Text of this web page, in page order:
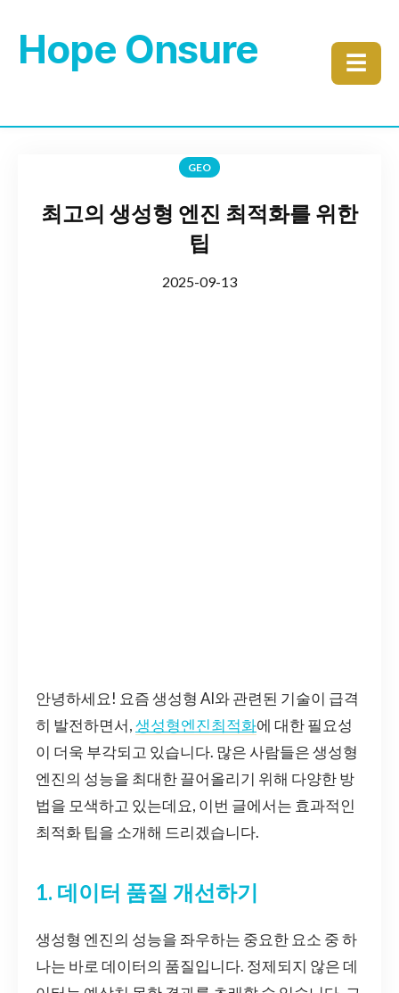
Hope Onsure ☰
GEO
최고의 생성형 엔진 최적화를 위한
팁
2025-09-13
안녕하세요! 요즘 생성형 AI와 관련된 기술이 급격
히 발전하면서,생성형엔진최적화에 대한 필요성
이 더욱 부각되고 있습니다. 많은 사람들은 생성형
엔진의 성능을 최대한 끌어올리기 위해 다양한 방
법을 모색하고 있는데요, 이번 글에서는 효과적인
최적화 팁을 소개해 드리겠습니다.
1. 데이터 품질 개선하기
생성형 엔진의 성능을 좌우하는 중요한 요소 중 하
나는 바로 데이터의 품질입니다. 정제되지 않은 데